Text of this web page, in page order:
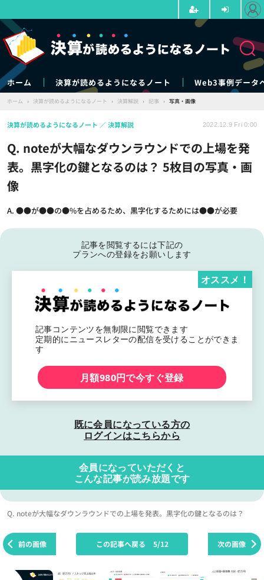
ホーム 決算が読めるようになるノート Web3事例データ
ホーム › 決算が読めるようになるノート › 決算解説 › 記事 › 写真・画像
Q. noteが大幅なダウンラウンドでの上場を発
表。黒字化の鍵となるのは？ 5枚目の写真・画
像
A. ●●が●●の●%を占めるため、黒字化するためには●●が必要
決算が読めるようになるノート 決算解説 2022.12.9 Fri 0:00
記事を閲覧するには下記の
プランへの登録をお願いします
記事コンテンツを無制限に閲覧できます
定期的にニュースレターの配信を受けることができま
す
オススメ！
月額980円で今すぐ登録
既に会員になっている方の
ログインはこちらから
会員になっていただくと
こんな記事が読み放題です
Q. noteが大幅なダウンラウンドでの上場を発表。黒字化の鍵となるのは？
前の画像 次の画像
この記事へ戻る 5/12